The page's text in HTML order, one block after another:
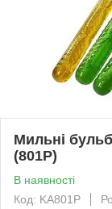
Мильні
(801P)
В наявності
Код: KA801P